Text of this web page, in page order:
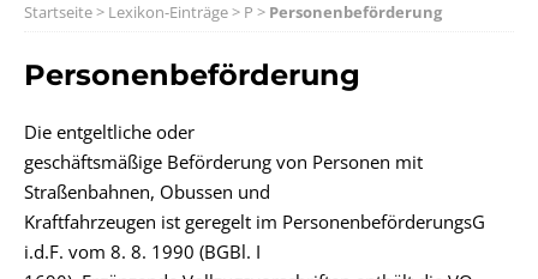
Startseite> Lexikon-Einträge> P > Personenbeförderung
Personenbeförderung
Die entgeltliche oder
geschäftsmäßige Beförderung von Personen mit
Straßenbahnen, Obussen und
Kraftfahrzeugen ist geregelt im PersonenbeförderungsG
i.d.F. vom 8. 8. 1990 (BGBl. I